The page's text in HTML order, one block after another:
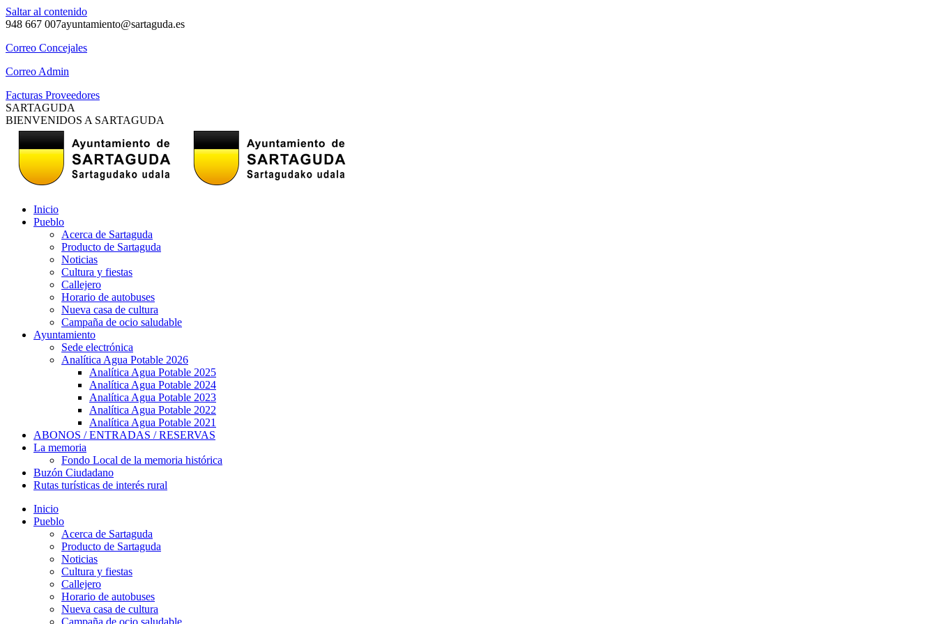
Saltar al contenido
948 667 007ayuntamiento@sartaguda.es
Correo Concejales
Correo Admin
Facturas Proveedores
SARTAGUDA
BIENVENIDOS A SARTAGUDA
Inicio
Pueblo
Acerca de Sartaguda
Producto de Sartaguda
Noticias
Cultura y fiestas
Callejero
Horario de autobuses
Nueva casa de cultura
Campaña de ocio saludable
Ayuntamiento
Sede electrónica
Analítica Agua Potable 2026
Analítica Agua Potable 2025
Analítica Agua Potable 2024
Analítica Agua Potable 2023
Analítica Agua Potable 2022
Analítica Agua Potable 2021
ABONOS / ENTRADAS / RESERVAS
La memoria
Fondo Local de la memoria histórica
Buzón Ciudadano
Rutas turísticas de interés rural
Inicio
Pueblo
Acerca de Sartaguda
Producto de Sartaguda
Noticias
Cultura y fiestas
Callejero
Horario de autobuses
Nueva casa de cultura
Campaña de ocio saludable